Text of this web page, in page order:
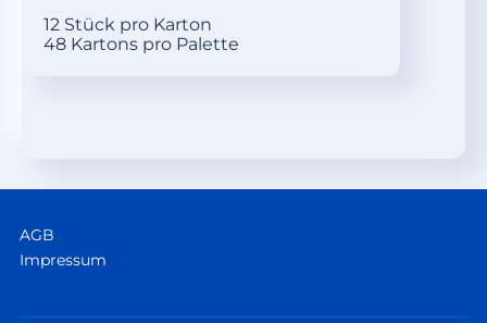
12 Stück pro Karton
48 Kartons pro Palette
AGB
Impressum